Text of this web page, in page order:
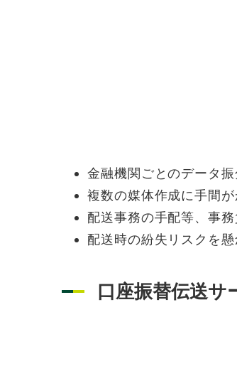
金融機関ごとのデータ
複数の媒体作成に手間が
配送事務の手配等、事
配送時の紛失リスクを懸
口座振替伝送サ